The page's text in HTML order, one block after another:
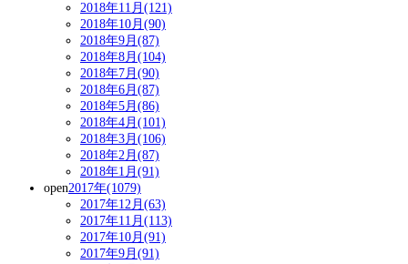
2018年11月(121)
2018年10月(90)
2018年9月(87)
2018年8月(104)
2018年7月(90)
2018年6月(87)
2018年5月(86)
2018年4月(101)
2018年3月(106)
2018年2月(87)
2018年1月(91)
open2017年(1079)
2017年12月(63)
2017年11月(113)
2017年10月(91)
2017年9月(91)